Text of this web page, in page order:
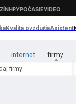
internet firmy